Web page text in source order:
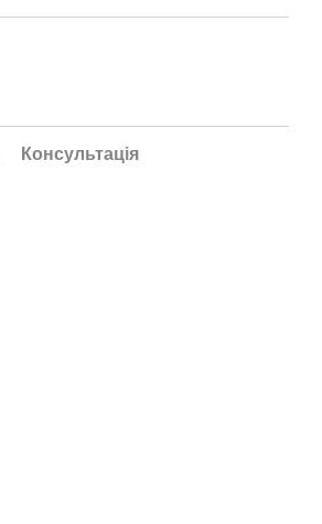
Консультація